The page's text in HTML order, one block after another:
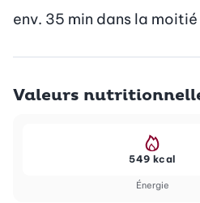
env. 35 min dans la
Valeurs
Énergie
549 kcal